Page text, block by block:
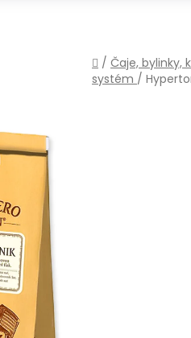
Domov
/ Čaje, bylinky,
systém /